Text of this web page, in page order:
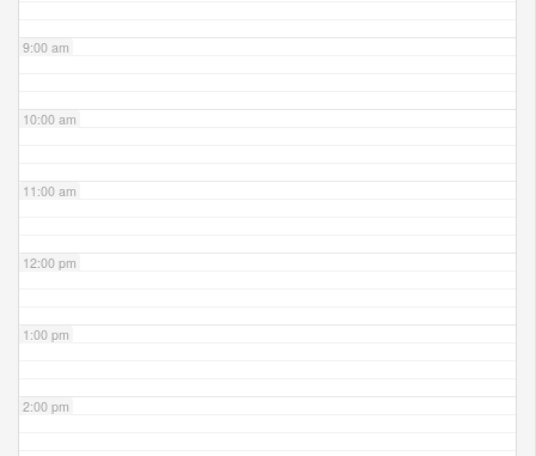
9:00 am
10:00 am
11:00 am
12:00 pm
1:00 pm
2:00 pm